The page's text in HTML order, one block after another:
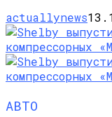
actuallynews
АВТО